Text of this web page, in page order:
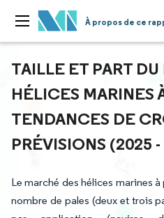
À propos de ce
TAILLE ET PART
HÉLICES MARINES
TENDANCES DE
PRÉVISIONS (2025
Le marché des hélices marines
nombre de pales (deux et trois